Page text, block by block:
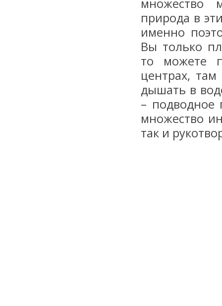
множество
природа в
именно
Вы только
то можете
центрах,
дышать в
– подводное
множество
так и